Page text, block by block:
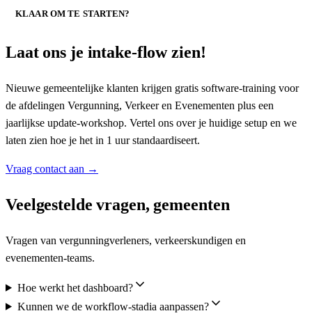
KLAAR OM TE STARTEN?
Laat ons je intake-flow zien!
Nieuwe gemeentelijke klanten krijgen gratis software-training voor
de afdelingen Vergunning, Verkeer en Evenementen plus een
jaarlijkse update-workshop. Vertel ons over je huidige setup en we
laten zien hoe je het in 1 uur standaardiseert.
Vraag contact aan →
Veelgestelde vragen, gemeenten
Vragen van vergunningverleners, verkeerskundigen en
evenementen-teams.
Hoe werkt het dashboard?
Kunnen we de workflow-stadia aanpassen?